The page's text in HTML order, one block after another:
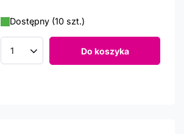
Dostępny (10 szt.)
Ilość produktów Do koszyka